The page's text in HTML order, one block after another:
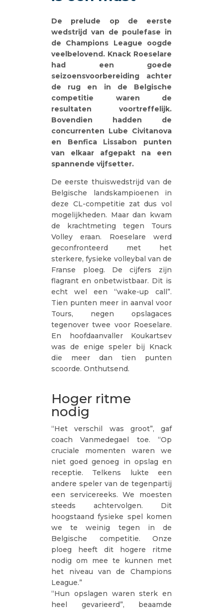
De prelude op de eerste
wedstrijd van de poulefase in
de Champions League oogde
veelbelovend. Knack Roeselare
had een goede
seizoensvoorbereiding achter
de rug en in de Belgische
competitie waren de
resultaten voortreffelijk.
Bovendien hadden de
concurrenten Lube Civitanova
en Benfica Lissabon punten
van elkaar afgepakt na een
spannende vijfsetter.
De eerste thuiswedstrijd van de
Belgische landskampioenen in
deze CL-competitie zat dus vol
mogelijkheden. Maar dan kwam
de krachtmeting tegen Tours
Volley eraan. Roeselare werd
geconfronteerd met het
sterkere, fysieke volleybal van de
Franse ploeg. De cijfers zijn
flagrant en onbetwistbaar. Dit is
echt wel een “wake-up call”.
Tien punten meer in aanval voor
Tours, negen opslagaces
tegenover twee voor Roeselare.
En hoofdaanvaller Koukartsev
was de enige speler bij Knack
die meer dan tien punten
scoorde. Onthutsend.
Hoger ritme
nodig
“Het verschil was groot”, gaf
coach Vanmedegael toe. “Op
cruciale momenten waren we
niet goed genoeg in opslag en
receptie. Telkens lukte een
andere speler van de tegenpartij
een servicereeks. We moesten
steeds achtervolgen. Dit
hoogstaand fysieke spel komen
we te weinig tegen in de
Belgische competitie. Onze
ploeg heeft dit hogere ritme
nodig om mee te kunnen met
het niveau van de Champions
League.”
“Hun opslagen waren sterk en
heel gevarieerd”, beaamde